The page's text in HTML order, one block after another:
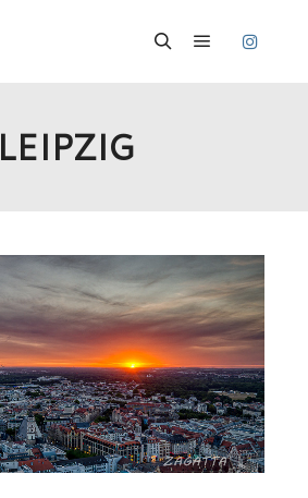
LEIPZIG